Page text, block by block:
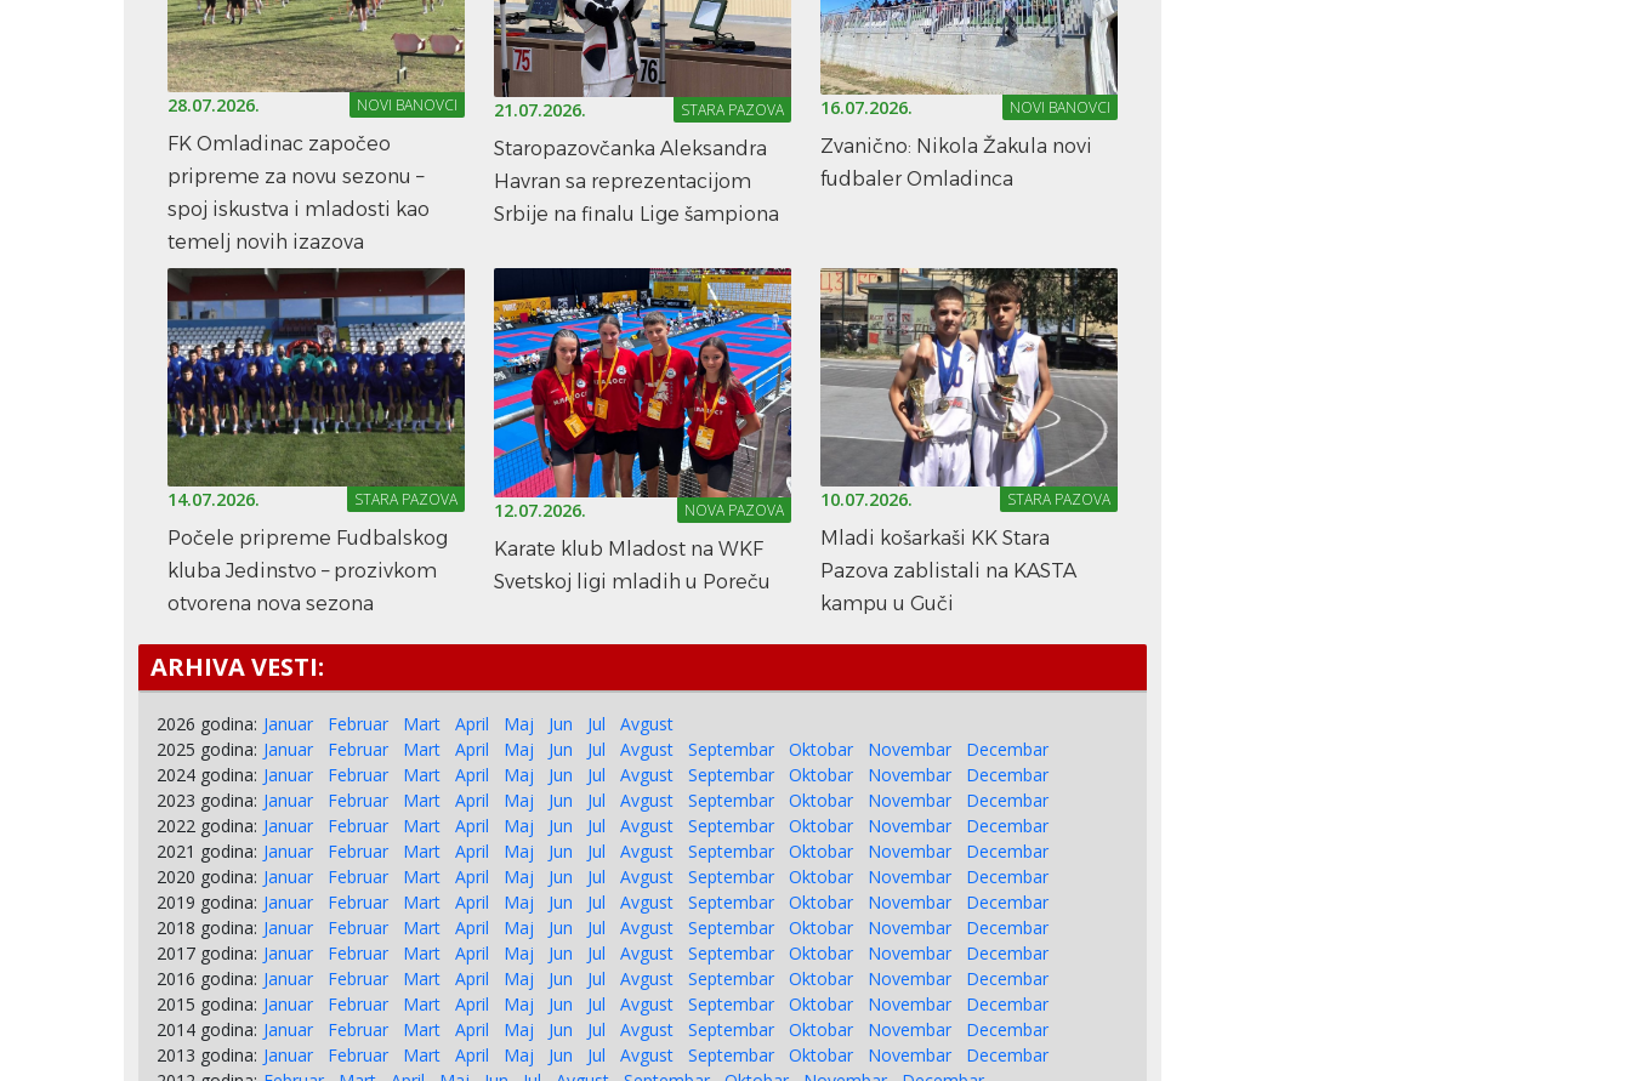
28.07.2026. NOVI BANOVCI
FK Omladinac započeo
pripreme za novu sezonu –
spoj iskustva i mladosti kao
temelj novih izazova
21.07.2026. STARA PAZOVA
Staropazovčanka Aleksandra
Havran sa reprezentacijom
Srbije na finalu Lige šampiona
16.07.2026. NOVI BANOVCI
Zvanično: Nikola Žakula novi
fudbaler Omladinca
14.07.2026. STARA PAZOVA
Počele pripreme Fudbalskog
kluba Jedinstvo – prozivkom
otvorena nova sezona
12.07.2026. NOVA PAZOVA
Karate klub Mladost na WKF
Svetskoj ligi mladih u Poreču
10.07.2026. STARA PAZOVA
Mladi košarkaši KK Stara
Pazova zablistali na KASTA
kampu u Guči
ARHIVA VESTI:
2026 godina: Januar Februar Mart April Maj Jun Jul
Avgust
2025 godina: Januar Februar Mart April Maj Jun Jul Avgust Septembar Oktobar Novembar
Decembar
2024 godina: Januar Februar Mart April Maj Jun Jul Avgust Septembar Oktobar Novembar
Decembar
2023 godina: Januar Februar Mart April Maj Jun Jul Avgust Septembar Oktobar Novembar
Decembar
2022 godina: Januar Februar Mart April Maj Jun Jul Avgust Septembar Oktobar Novembar
Decembar
2021 godina: Januar Februar Mart April Maj Jun Jul Avgust Septembar Oktobar Novembar
Decembar
2020 godina: Januar Februar Mart April Maj Jun Jul Avgust Septembar Oktobar Novembar
Decembar
2019 godina: Januar Februar Mart April Maj Jun Jul Avgust Septembar Oktobar Novembar
Decembar
2018 godina: Januar Februar Mart April Maj Jun Jul Avgust Septembar Oktobar Novembar
Decembar
2017 godina: Januar Februar Mart April Maj Jun Jul Avgust Septembar Oktobar Novembar
Decembar
2016 godina: Januar Februar Mart April Maj Jun Jul Avgust Septembar Oktobar Novembar
Decembar
2015 godina: Januar Februar Mart April Maj Jun Jul Avgust Septembar Oktobar Novembar
Decembar
2014 godina: Januar Februar Mart April Maj Jun Jul Avgust Septembar Oktobar Novembar
Decembar
2013 godina: Januar Februar Mart April Maj Jun Jul Avgust Septembar Oktobar Novembar
Decembar